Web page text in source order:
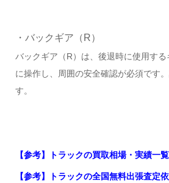
・バックギア（R）
バックギア（R）は、後退時に使用す
に操作し、周囲の安全確認が必須です
す。
【参考】トラックの買取相場・実績一
【参考】トラックの全国無料出張査定